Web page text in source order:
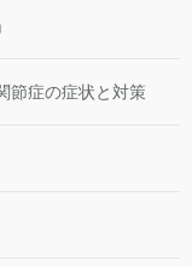
節症の症状と対策